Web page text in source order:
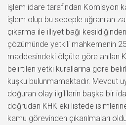
işlem idare tarafından Komisyon
işlem olup bu sebeple uğranılan
çıkarma ile illiyet bağı
çözümünde yetkili mahkemenin
maddesindeki ölçüte göre anılan
belirtilen yetki kurallarına göre
kuşku bulunmamaktadır. Mevcut
doğuran olay ilgililerin başka bir
doğrudan KHK eki listede
kamu görevinden çıkarılmaları